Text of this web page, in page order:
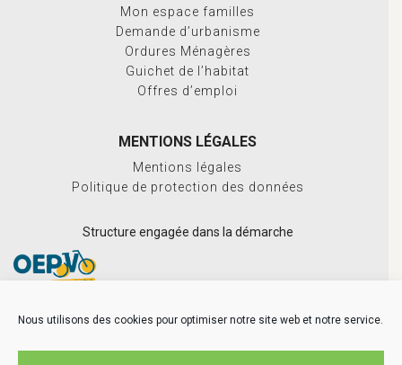
Nous utilisons des cookies pour optimiser notre site web et notre service.
Mon espace familles
Demande d’urbanisme
Ordures Ménagères
Guichet de l’habitat
Offres d’emploi
MENTIONS LÉGALES
Mentions légales
Politique de protection des données
Structure engagée dans la démarche